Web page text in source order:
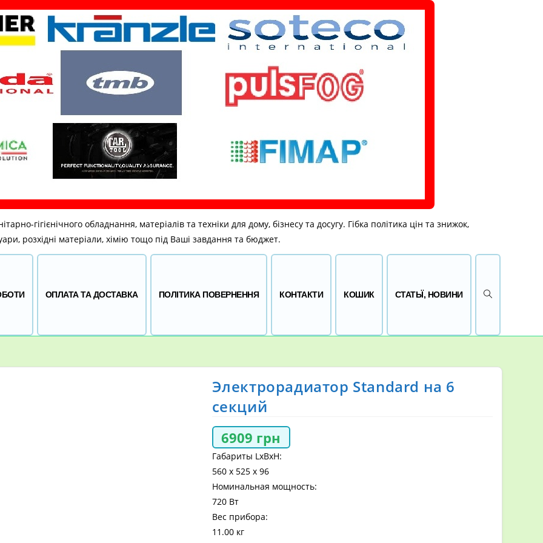
гігієнічного обладнання, матеріалів та техніки для дому, бізнесу та досугу. Гібка політика цін та знижок,
розхідні матеріали, хімію тощо під Ваші завдання та бюджет.
ОПЛАТА ТА ДОСТАВКА ПОЛІТИКА ПОВЕРНЕННЯ КОНТАКТИ КОШИК СТАТЬЇ, НОВИНИ ПЕРЕМКНУТИ
Электрорадиатор Standard на 6
секций
6909 грн
Габариты LхBхH:
560 x 525 x 96
Номинальная мощность:
720 Вт
Вес прибора:
11.00 кг